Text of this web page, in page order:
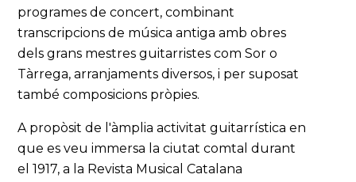
programes de concert, combinant
transcripcions de música antiga amb obres
dels grans mestres guitarristes com Sor o
Tàrrega, arranjaments diversos, i per suposat
també composicions pròpies.
A propòsit de l'àmplia activitat guitarrística en
que es veu immersa la ciutat comtal durant
el 1917, a la Revista Musical Catalana